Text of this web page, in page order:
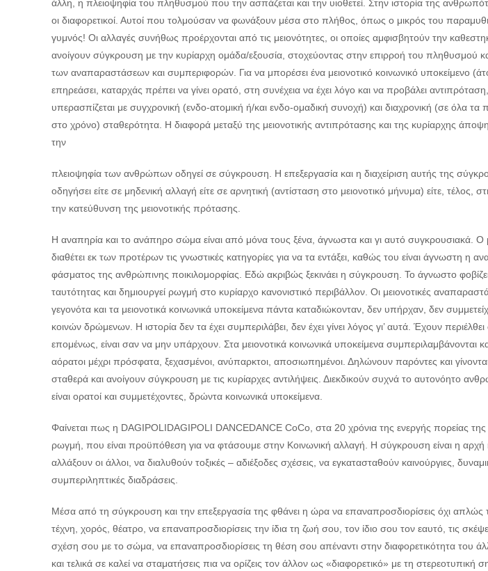
άλλη, η πλειοψηφία του πληθυσμού που την ασπάζεται και την υιοθετεί. Στην ιστορία της
οι διαφορετικοί. Αυτοί που τολμούσαν να φωνάξουν μέσα στο πλήθος, όπως ο μικρός του
γυμνός! Οι αλλαγές συνήθως προέρχονται από τις μειονότητες, οι οποίες αμφισβητούν την
ανοίγουν σύγκρουση με την κυρίαρχη ομάδα/εξουσία, στοχεύοντας στην επιρροή του πληθυσμού
των αναπαραστάσεων και συμπεριφορών. Για να μπορέσει ένα μειονοτικό κοινωνικό υποκείμενο
επηρεάσει, καταρχάς πρέπει να γίνει ορατό, στη συνέχεια να έχει λόγο και να προβάλει
υπερασπίζεται με συγχρονική (ενδο-ατομική ή/και ενδο-ομαδική συνοχή) και διαχρονική (σε όλα τα
στο χρόνο) σταθερότητα. Η διαφορά μεταξύ της μειονοτικής αντιπρότασης και της κυρίαρχης
την
πλειοψηφία των ανθρώπων οδηγεί σε σύγκρουση. Η επεξεργασία και η διαχείριση αυτής της
οδηγήσει είτε σε μηδενική αλλαγή είτε σε αρνητική (αντίσταση στο μειονοτικό μήνυμα) είτε, τέλος,
την κατεύθυνση της μειονοτικής πρότασης.
Η αναπηρία και το ανάπηρο σώμα είναι από μόνα τους ξένα, άγνωστα και γι αυτό συγκρουσιακά.
διαθέτει εκ των προτέρων τις γνωστικές κατηγορίες για να τα εντάξει, καθώς του είναι άγνωστη η
φάσματος της ανθρώπινης ποικιλομορφίας. Εδώ ακριβώς ξεκινάει η σύγκρουση. Το άγνωστο
ταυτότητας και δημιουργεί ρωγμή στο κυρίαρχο κανονιστικό περιβάλλον. Οι μειονοτικές
γεγονότα και τα μειονοτικά κοινωνικά υποκείμενα πάντα καταδιώκονταν, δεν υπήρχαν, δεν
κοινών δρώμενων. Η ιστορία δεν τα έχει συμπεριλάβει, δεν έχει γίνει λόγος γι’ αυτά. Έχουν
επομένως, είναι σαν να μην υπάρχουν. Στα μειονοτικά κοινωνικά υποκείμενα συμπεριλαμβάνονται
αόρατοι μέχρι πρόσφατα, ξεχασμένοι, ανύπαρκτοι, αποσιωπημένοι. Δηλώνουν παρόντες και
σταθερά και ανοίγουν σύγκρουση με τις κυρίαρχες αντιλήψεις. Διεκδικούν συχνά το αυτονόητο
είναι ορατοί και συμμετέχοντες, δρώντα κοινωνικά υποκείμενα.
Φαίνεται πως η DAGIPOLIDAGIPOLI DANCEDANCE CoCo, στα 20 χρόνια της ενεργής πορείας της
ρωγμή, που είναι προϋπόθεση για να φτάσουμε στην Κοινωνική αλλαγή. Η σύγκρουση είναι η αρχή
αλλάξουν οι άλλοι, να διαλυθούν τοξικές – αδιέξοδες σχέσεις, να εγκατασταθούν καινούργιες,
συμπεριληπτικές διαδράσεις.
Μέσα από τη σύγκρουση και την επεξεργασία της φθάνει η ώρα να επαναπροσδιορίσεις όχι απλώς
τέχνη, χορός, θέατρο, να επαναπροσδιορίσεις την ίδια τη ζωή σου, τον ίδιο σου τον εαυτό, τις
σχέση σου με το σώμα, να επαναπροσδιορίσεις τη θέση σου απέναντι στην διαφορετικότητα του
και τελικά σε καλεί να σταματήσεις πια να ορίζεις τον άλλον ως «διαφορετικό» με τη στερεοτυπική